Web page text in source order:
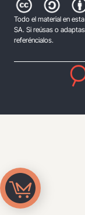
Todo el material en
SA. Si reúsas o
referéncialos.